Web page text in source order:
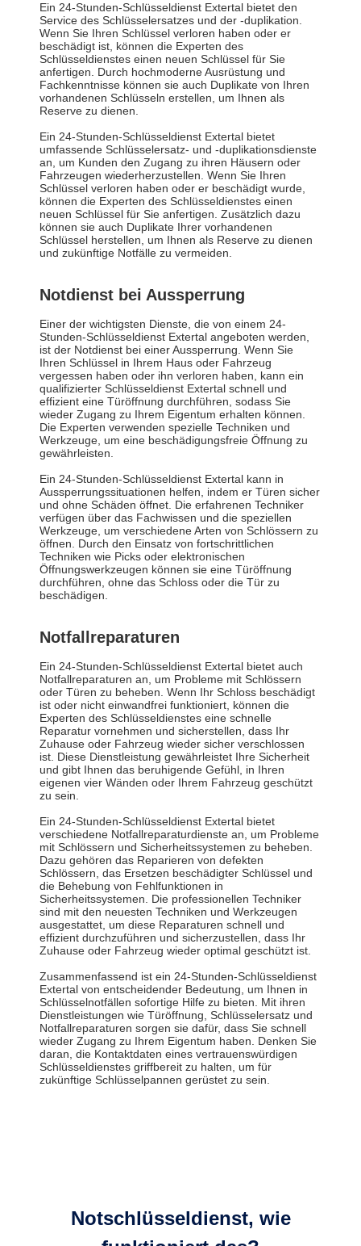
Ein 24-Stunden-Schlüsseldienst Extertal bietet den
Service des Schlüsselersatzes und der -duplikation.
Wenn Sie Ihren Schlüssel verloren haben oder er
beschädigt ist, können die Experten des
Schlüsseldienstes einen neuen Schlüssel für Sie
anfertigen. Durch hochmoderne Ausrüstung und
Fachkenntnisse können sie auch Duplikate von Ihren
vorhandenen Schlüsseln erstellen, um Ihnen als
Reserve zu dienen.
Ein 24-Stunden-Schlüsseldienst Extertal bietet
umfassende Schlüsselersatz- und -duplikationsdienste
an, um Kunden den Zugang zu ihren Häusern oder
Fahrzeugen wiederherzustellen. Wenn Sie Ihren
Schlüssel verloren haben oder er beschädigt wurde,
können die Experten des Schlüsseldienstes einen
neuen Schlüssel für Sie anfertigen. Zusätzlich dazu
können sie auch Duplikate Ihrer vorhandenen
Schlüssel herstellen, um Ihnen als Reserve zu dienen
und zukünftige Notfälle zu vermeiden.
Notdienst bei Aussperrung
Einer der wichtigsten Dienste, die von einem 24-
Stunden-Schlüsseldienst Extertal angeboten werden,
ist der Notdienst bei einer Aussperrung. Wenn Sie
Ihren Schlüssel in Ihrem Haus oder Fahrzeug
vergessen haben oder ihn verloren haben, kann ein
qualifizierter Schlüsseldienst Extertal schnell und
effizient eine Türöffnung durchführen, sodass Sie
wieder Zugang zu Ihrem Eigentum erhalten können.
Die Experten verwenden spezielle Techniken und
Werkzeuge, um eine beschädigungsfreie Öffnung zu
gewährleisten.
Ein 24-Stunden-Schlüsseldienst Extertal kann in
Aussperrungssituationen helfen, indem er Türen sicher
und ohne Schäden öffnet. Die erfahrenen Techniker
verfügen über das Fachwissen und die speziellen
Werkzeuge, um verschiedene Arten von Schlössern zu
öffnen. Durch den Einsatz von fortschrittlichen
Techniken wie Picks oder elektronischen
Öffnungswerkzeugen können sie eine Türöffnung
durchführen, ohne das Schloss oder die Tür zu
beschädigen.
Notfallreparaturen
Ein 24-Stunden-Schlüsseldienst Extertal bietet auch
Notfallreparaturen an, um Probleme mit Schlössern
oder Türen zu beheben. Wenn Ihr Schloss beschädigt
ist oder nicht einwandfrei funktioniert, können die
Experten des Schlüsseldienstes eine schnelle
Reparatur vornehmen und sicherstellen, dass Ihr
Zuhause oder Fahrzeug wieder sicher verschlossen
ist. Diese Dienstleistung gewährleistet Ihre Sicherheit
und gibt Ihnen das beruhigende Gefühl, in Ihren
eigenen vier Wänden oder Ihrem Fahrzeug geschützt
zu sein.
Ein 24-Stunden-Schlüsseldienst Extertal bietet
verschiedene Notfallreparaturdienste an, um Probleme
mit Schlössern und Sicherheitssystemen zu beheben.
Dazu gehören das Reparieren von defekten
Schlössern, das Ersetzen beschädigter Schlüssel und
die Behebung von Fehlfunktionen in
Sicherheitssystemen. Die professionellen Techniker
sind mit den neuesten Techniken und Werkzeugen
ausgestattet, um diese Reparaturen schnell und
effizient durchzuführen und sicherzustellen, dass Ihr
Zuhause oder Fahrzeug wieder optimal geschützt ist.
Zusammenfassend ist ein 24-Stunden-Schlüsseldienst
Extertal von entscheidender Bedeutung, um Ihnen in
Schlüsselnotfällen sofortige Hilfe zu bieten. Mit ihren
Dienstleistungen wie Türöffnung, Schlüsselersatz und
Notfallreparaturen sorgen sie dafür, dass Sie schnell
wieder Zugang zu Ihrem Eigentum haben. Denken Sie
daran, die Kontaktdaten eines vertrauenswürdigen
Schlüsseldienstes griffbereit zu halten, um für
zukünftige Schlüsselpannen gerüstet zu sein.
Notschlüsseldienst, wie